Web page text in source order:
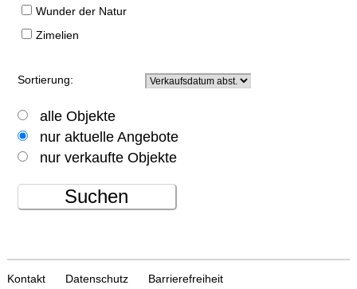
Wunder der Natur
Zimelien
Sortierung:
alle Objekte
nur aktuelle Angebote
nur verkaufte Objekte
Suchen
Kontakt Datenschutz Barrierefreiheit